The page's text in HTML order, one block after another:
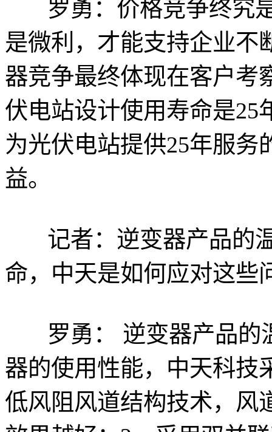
罗勇：价格竞争终究
是微利，才能支持企业不
器竞争最终体现在客户考
伏电站设计使用寿命是25
为光伏电站提供25年服务
益。
记者：逆变器产品的
命，中天是如何应对这些
罗勇： 逆变器产品
器的使用性能，中天科技
低风阻风道结构技术，风